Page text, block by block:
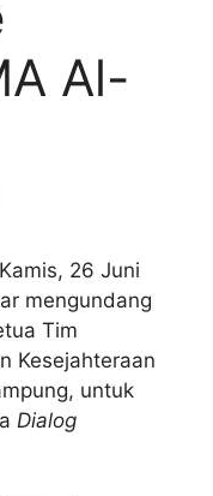
Al-
26 Juni
mengundang
Tim
Kesejahteraan
untuk
Dialog